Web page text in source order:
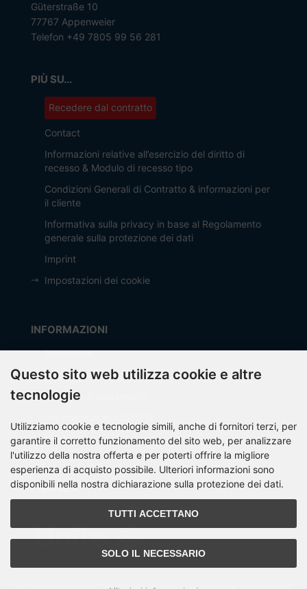
Güterstraße 10
77767 Appenweier
Telefon +49 7805 99 56 281
PIÙ SU...
Recedere dal contratto
Contact
Informazioni relative all’esercizio del diritto di
recesso & Modulo di recesso tipo
Condizioni Generali di Contratto & informazioni per
il cliente
Informativa sulla privacy in base al Regolamento
generale sulla protezione dei dati
Imprint
Impostazioni dei cookie
INFORMAZIONI
Produttore
Spese di spedizione
Modalità di pagamento
Sitemap
PARTNER
Tutti i prezzi includono l'IVA più spese di spedizione e gestione
Questo sito web utilizza cookie e altre
tecnologie
Utilizziamo cookie e tecnologie simili, anche di fornitori terzi, per
garantire il corretto funzionamento del sito web, per analizzare
l'utilizzo della nostra offerta e per poterti offrire la migliore
esperienza di acquisto possibile. Ulteriori informazioni sono
disponibili nella nostra dichiarazione sulla protezione dei dati.
TUTTI ACCETTANO
SOLO IL NECESSARIO